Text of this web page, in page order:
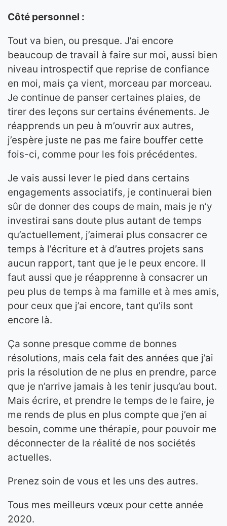
Côté personnel :
Tout va bien, ou presque. J’ai encore
beaucoup de travail à faire sur moi, aussi bien
niveau introspectif que reprise de confiance
en moi, mais ça vient, morceau par morceau.
Je continue de panser certaines plaies, de
tirer des leçons sur certains événements. Je
réapprends un peu à m’ouvrir aux autres,
j’espère juste ne pas me faire bouffer cette
fois-ci, comme pour les fois précédentes.
Je vais aussi lever le pied dans certains
engagements associatifs, je continuerai bien
sûr de donner des coups de main, mais je n’y
investirai sans doute plus autant de temps
qu’actuellement, j’aimerai plus consacrer ce
temps à l’écriture et à d’autres projets sans
aucun rapport, tant que je le peux encore. Il
faut aussi que je réapprenne à consacrer un
peu plus de temps à ma famille et à mes amis,
pour ceux que j’ai encore, tant qu’ils sont
encore là.
Ça sonne presque comme de bonnes
résolutions, mais cela fait des années que j’ai
pris la résolution de ne plus en prendre, parce
que je n’arrive jamais à les tenir jusqu’au bout.
Mais écrire, et prendre le temps de le faire, je
me rends de plus en plus compte que j’en ai
besoin, comme une thérapie, pour pouvoir me
déconnecter de la réalité de nos sociétés
actuelles.
Prenez soin de vous et les uns des autres.
Tous mes meilleurs vœux pour cette année
2020.